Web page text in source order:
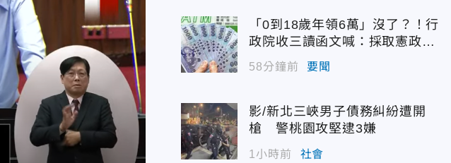
「0到18歲年領6萬」沒了？！行
政院收三讀函文喊：採取憲政作
58分鐘前 要聞
影/新北三峽男子債務糾紛遭開
槍 警桃園攻堅逮3嫌
1小時前 社會